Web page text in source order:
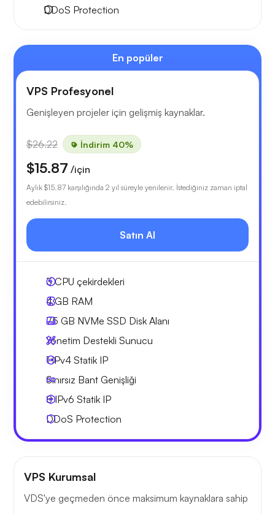
DDoS Protection
En popüler
VPS Profesyonel
Genişleyen projeler için gelişmiş kaynaklar.
$26.22 İndirim 40%
$15.87 /için
Aylık $15.87 karşılığında 2 yıl süreyle yenilenir. İstediğiniz zaman iptal
edebilirsiniz.
Satın Al
3CPU çekirdekleri
4 GB RAM
75 GB NVMe SSD Disk Alanı
Yönetim Destekli Sunucu
1 IPv4 Statik IP
Sınırsız Bant Genişliği
8 IPv6 Statik IP
DDoS Protection
VPS Kurumsal
VDS'ye geçmeden önce maksimum kaynaklara sahip